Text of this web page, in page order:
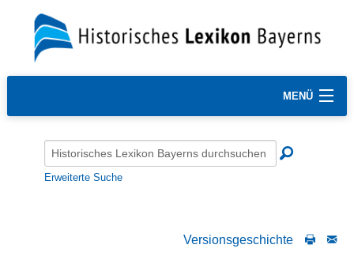
MENÜ
Erweiterte Suche
Versionsgeschichte